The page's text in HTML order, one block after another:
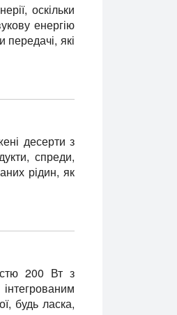
оскільки
енергію
передачі, які
десерти з
спреди,
рідин, як
200 Вт з
будь ласка,